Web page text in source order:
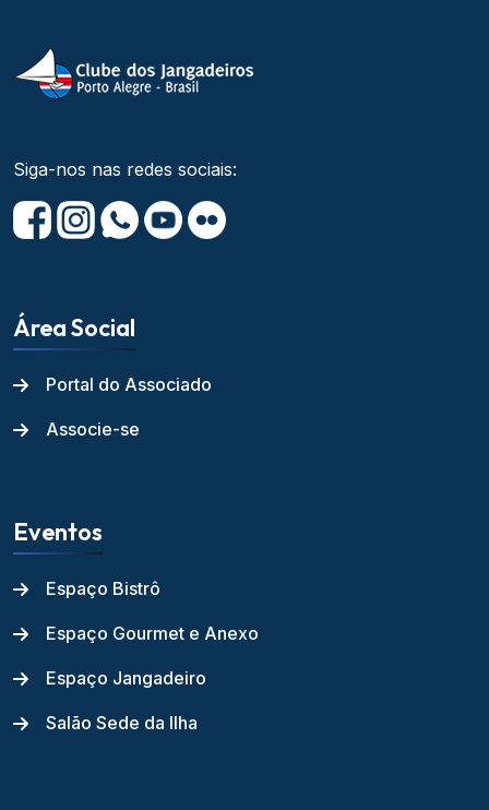
Siga-nos nas redes sociais:
Área Social
Portal do Associado
Associe-se
Eventos
Espaço Bistrô
Espaço Gourmet e Anexo
Espaço Jangadeiro
Salão Sede da Ilha